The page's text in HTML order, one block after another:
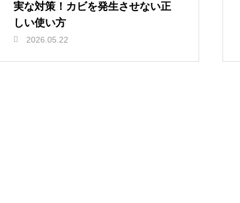
実な対策！カビを発生させない正
しい使い方
2026.05.22